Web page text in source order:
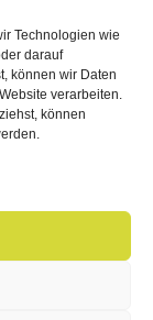
Technologien wie
darauf
können wir Daten
verarbeiten.
können